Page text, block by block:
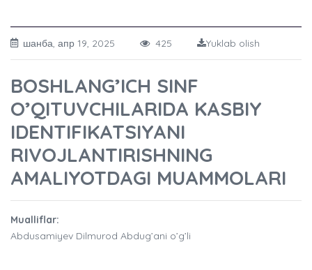
шанба, апр 19, 2025 425 Yuklab olish
BOSHLANG’ICH SINF
O’QITUVCHILARIDA KASBIY
IDENTIFIKATSIYANI
RIVOJLANTIRISHNING
AMALIYOTDAGI MUAMMOLARI
Mualliflar:
Abdusamiyev Dilmurod Abdug’ani o’g’li